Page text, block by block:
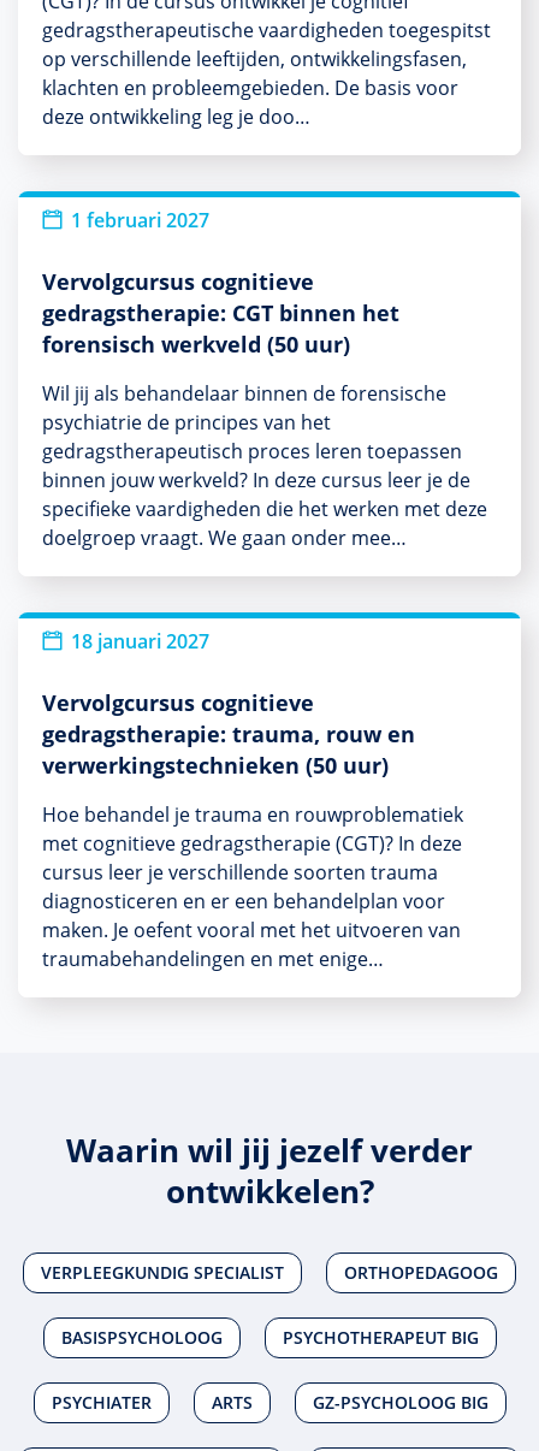
gedragstherapeutische vaardigheden toegespitst
op verschillende leeftijden, ontwikkelingsfasen,
klachten en probleemgebieden. De basis voor
deze ontwikkeling leg je doo…
1 februari 2027
Vervolgcursus cognitieve
gedragstherapie: CGT binnen het
forensisch werkveld (50 uur)
Wil jij als behandelaar binnen de forensische
psychiatrie de principes van het
gedragstherapeutisch proces leren toepassen
binnen jouw werkveld? In deze cursus leer je de
specifieke vaardigheden die het werken met deze
doelgroep vraagt. We gaan onder mee…
18 januari 2027
Vervolgcursus cognitieve
gedragstherapie: trauma, rouw en
verwerkingstechnieken (50 uur)
Hoe behandel je trauma en rouwproblematiek
met cognitieve gedragstherapie (CGT)? In deze
cursus leer je verschillende soorten trauma
diagnosticeren en er een behandelplan voor
maken. Je oefent vooral met het uitvoeren van
traumabehandelingen en met enige…
Waarin wil jij jezelf verder
ontwikkelen?
VERPLEEGKUNDIG SPECIALIST ORTHOPEDAGOOG
BASISPSYCHOLOOG PSYCHOTHERAPEUT BIG
PSYCHIATER ARTS GZ-PSYCHOLOOG BIG